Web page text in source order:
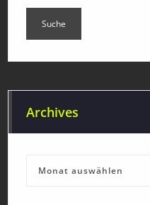
Archives